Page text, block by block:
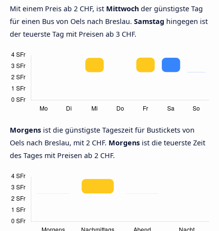
Mit einem Preis ab 2 CHF, ist Mittwoch der günstigste Tag
für einen Bus von Oels nach Breslau. Samstag hingegen ist
der teuerste Tag mit Preisen ab 3 CHF.
Morgens ist die günstigste Tageszeit für Bustickets von
Oels nach Breslau, mit 2 CHF. Morgens ist die teuerste Zeit
des Tages mit Preisen ab 2 CHF.